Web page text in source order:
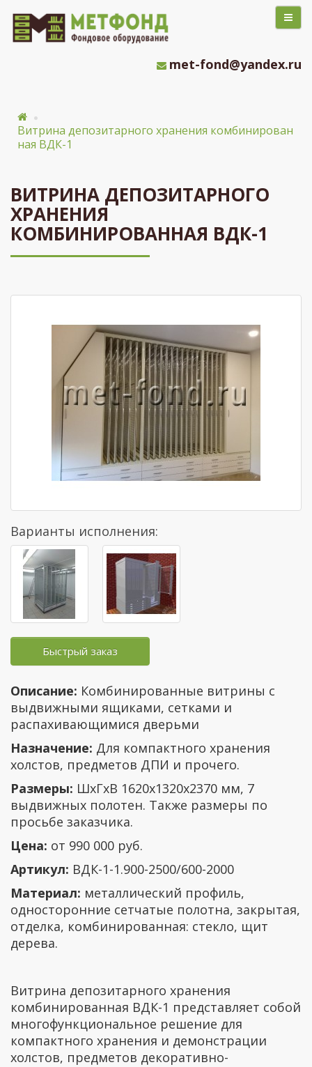
met-fond@yandex.ru
Витрина депозитарного хранения комбинирован
ная ВДК-1
ВИТРИНА ДЕПОЗИТАРНОГО
ХРАНЕНИЯ
КОМБИНИРОВАННАЯ ВДК-1
Варианты исполнения:
Быстрый заказ
Описание: Комбинированные витрины с
выдвижными ящиками, сетками и
распахивающимися дверьми
Назначение: Для компактного хранения
холстов, предметов ДПИ и прочего.
Размеры: ШхГхВ 1620х1320х2370 мм, 7
выдвижных полотен. Также размеры по
просьбе заказчика.
Цена: от 990 000 руб.
Артикул: ВДК-1-1.900-2500/600-2000
Материал: металлический профиль,
односторонние сетчатые полотна, закрытая,
отделка, комбинированная: стекло, щит
дерева.
Витрина депозитарного хранения
комбинированная ВДК-1 представляет собой
многофункциональное решение для
компактного хранения и демонстрации
холстов, предметов декоративно-